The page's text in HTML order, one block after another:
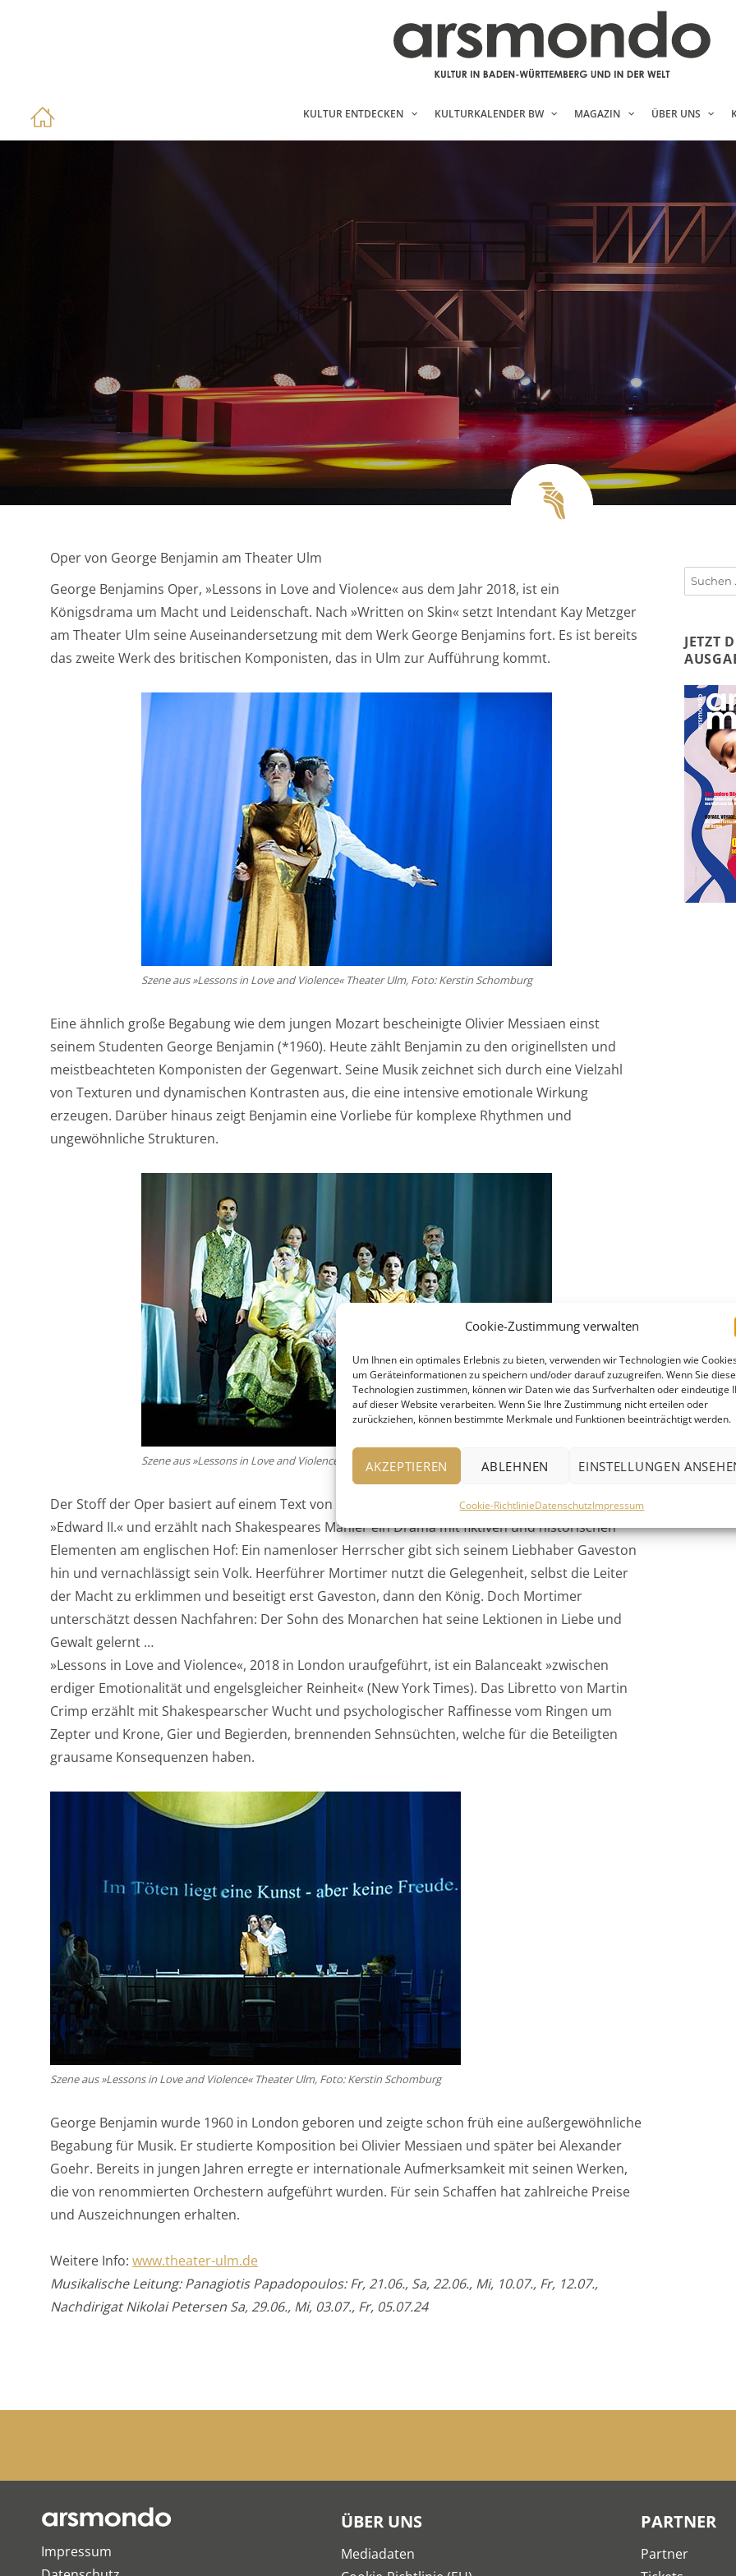
Cookie-Zustimmung verwalten
Um Ihnen ein optimales Erlebnis zu bieten, verwenden wir Technologien wie
um Geräteinformationen zu speichern und/oder darauf zuzugreifen. Wenn Sie
Technologien zustimmen, können wir Daten wie das Surfverhalten oder eindeutige
auf dieser Website verarbeiten. Wenn Sie Ihre Zustimmung nicht erteilen oder
zurückziehen, können bestimmte Merkmale und Funktionen beeinträchtigt werden.
AKZEPTIEREN ABLEHNEN EINSTELLUNGEN
Cookie-RichtlinieDatenschutzImpressum
KULTUR ENTDECKEN KULTURKALENDER BW MAGAZIN ÜBER UNS
Oper von George Benjamin am Theater Ulm
George Benjamins Oper, »Lessons in Love and Violence« aus dem Jahr 2018, ist ein
Königsdrama um Macht und Leidenschaft. Nach »Written on Skin« setzt Intendant Kay Metzger
am Theater Ulm seine Auseinandersetzung mit dem Werk George Benjamins fort. Es ist bereits
das zweite Werk des britischen Komponisten, das in Ulm zur Aufführung kommt.
Szene aus »Lessons in Love and Violence« Theater Ulm, Foto: Kerstin Schomburg
Eine ähnlich große Begabung wie dem jungen Mozart bescheinigte Olivier Messiaen einst
seinem Studenten George Benjamin (*1960). Heute zählt Benjamin zu den originellsten und
meistbeachteten Komponisten der Gegenwart. Seine Musik zeichnet sich durch eine Vielzahl
von Texturen und dynamischen Kontrasten aus, die eine intensive emotionale Wirkung
erzeugen. Darüber hinaus zeigt Benjamin eine Vorliebe für komplexe Rhythmen und
ungewöhnliche Strukturen.
Szene aus »Lessons in Love and Violence« Theater Ulm, Foto: Kerstin Schomburg
Der Stoff der Oper basiert auf einem Text von Martin Crimp nach Christopher Marlowes
»Edward II.« und erzählt nach Shakespeares Manier ein Drama mit fiktiven und historischen
Elementen am englischen Hof: Ein namenloser Herrscher gibt sich seinem Liebhaber Gaveston
hin und vernachlässigt sein Volk. Heerführer Mortimer nutzt die Gelegenheit, selbst die Leiter
der Macht zu erklimmen und beseitigt erst Gaveston, dann den König. Doch Mortimer
unterschätzt dessen Nachfahren: Der Sohn des Monarchen hat seine Lektionen in Liebe und
Gewalt gelernt …
»Lessons in Love and Violence«, 2018 in London uraufgeführt, ist ein Balanceakt »zwischen
erdiger Emotionalität und engelsgleicher Reinheit« (New York Times). Das Libretto von Martin
Crimp erzählt mit Shakespearscher Wucht und psychologischer Raffinesse vom Ringen um
Zepter und Krone, Gier und Begierden, brennenden Sehnsüchten, welche für die Beteiligten
grausame Konsequenzen haben.
Szene aus »Lessons in Love and Violence« Theater Ulm, Foto: Kerstin Schomburg
George Benjamin wurde 1960 in London geboren und zeigte schon früh eine außergewöhnliche
Begabung für Musik. Er studierte Komposition bei Olivier Messiaen und später bei Alexander
Goehr. Bereits in jungen Jahren erregte er internationale Aufmerksamkeit mit seinen Werken,
die von renommierten Orchestern aufgeführt wurden. Für sein Schaffen hat zahlreiche Preise
und Auszeichnungen erhalten.
Weitere Info:www.theater-ulm.de
Musikalische Leitung: Panagiotis Papadopoulos: Fr, 21.06., Sa, 22.06., Mi, 10.07., Fr, 12.07.,
Nachdirigat Nikolai Petersen Sa, 29.06., Mi, 03.07., Fr, 05.07.24
Suchen
nach:
JETZT
Impressum
ÜBER UNS
Mediadaten
PARTNER
Partner